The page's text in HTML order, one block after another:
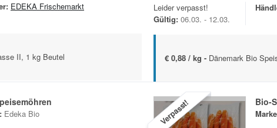
EDEKA Frischemarkt
II, 1 kg Beutel
Leider verpasst!
Gültig: 06.03. - 12.03.
€ 0,88 / kg - Dänemark Bio
Edeka Bio Verpasst! Bio-